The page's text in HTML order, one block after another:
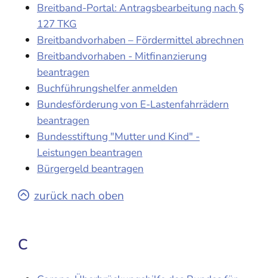
Breitband-Portal: Antragsbearbeitung nach §
127 TKG
Breitbandvorhaben – Fördermittel abrechnen
Breitbandvorhaben - Mitfinanzierung
beantragen
Buchführungshelfer anmelden
Bundesförderung von E-Lastenfahrrädern
beantragen
Bundesstiftung "Mutter und Kind" -
Leistungen beantragen
Bürgergeld beantragen
zurück nach oben
C